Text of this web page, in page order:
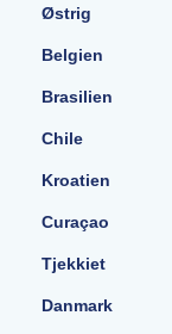
Østrig
Belgien
Brasilien
Chile
Kroatien
Curaçao
Tjekkiet
Danmark